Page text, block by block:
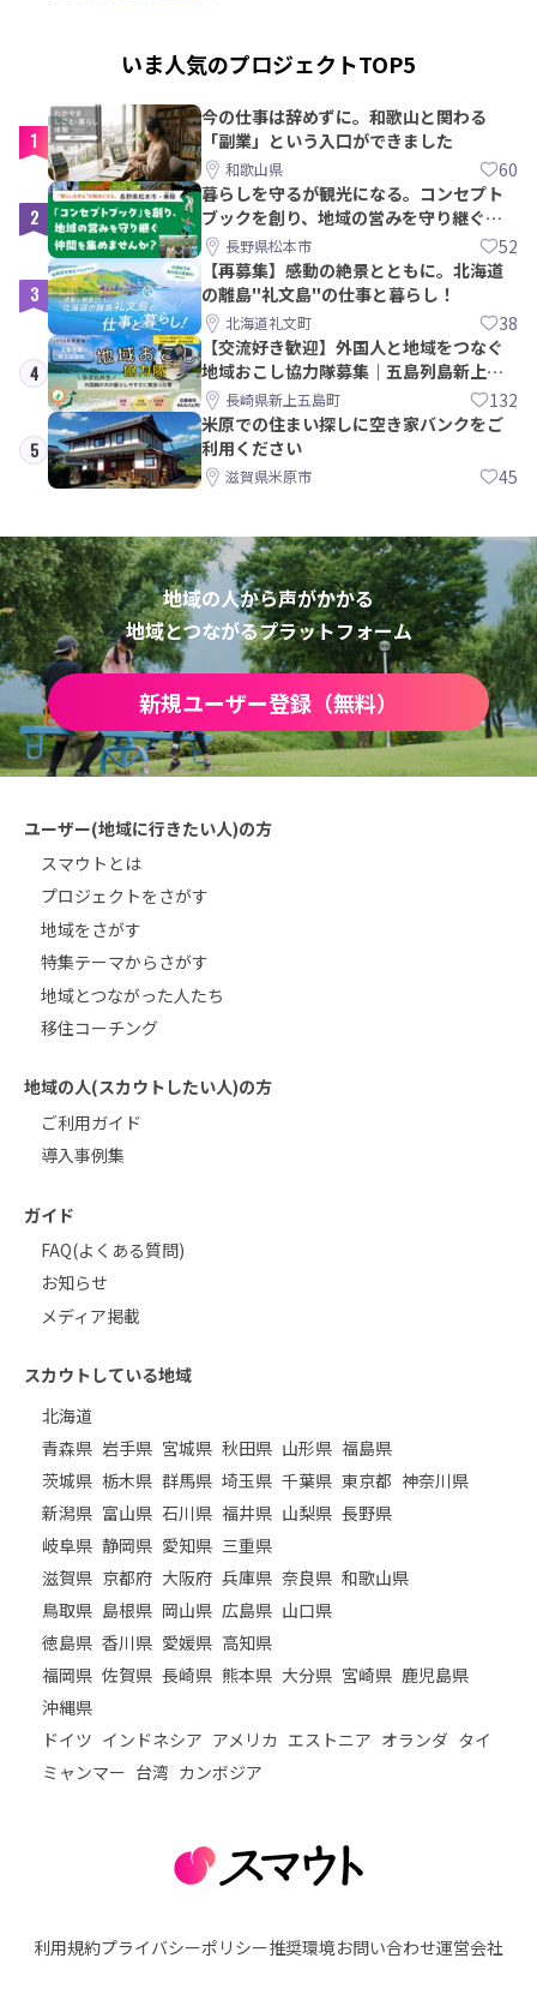
いま人気のプロジェクトTOP5
1
今の仕事は辞めずに。和歌山と関わる
「副業」という入口ができました
和歌山県 60
2
暮らしを守るが観光になる。コンセプト
ブックを創り、地域の営みを守り継ぐ仲
間を集めませんか？
長野県松本市 52
3
【再募集】感動の絶景とともに。北海道
の離島"礼文島"の仕事と暮らし！
北海道礼文町 38
4
【交流好き歓迎】外国人と地域をつなぐ
地域おこし協力隊募集｜五島列島新上五
島町長崎県新上五島町 132
5
米原での住まい探しに空き家バンクをご
利用ください
滋賀県米原市 45
地域の人から声がかかる
地域とつながるプラットフォーム
新規ユーザー登録（無料）
ユーザー(地域に行きたい人)の方
スマウトとは
プロジェクトをさがす
地域をさがす
特集テーマからさがす
地域とつながった人たち
移住コーチング
地域の人(スカウトしたい人)の方
ご利用ガイド
導入事例集
ガイド
FAQ(よくある質問)
お知らせ
メディア掲載
スカウトしている地域
北海道
青森県 岩手県 宮城県 秋田県 山形県 福島県
茨城県 栃木県 群馬県 埼玉県 千葉県 東京都 神奈川県
新潟県 富山県 石川県 福井県 山梨県 長野県
岐阜県 静岡県 愛知県 三重県
滋賀県 京都府 大阪府 兵庫県 奈良県 和歌山県
鳥取県 島根県 岡山県 広島県 山口県
徳島県 香川県 愛媛県 高知県
福岡県 佐賀県 長崎県 熊本県 大分県 宮崎県 鹿児島県
沖縄県
ドイツ インドネシア アメリカ エストニア オランダ タイ
ミャンマー 台湾 カンボジア
利用規約プライバシーポリシー推奨環境お問い合わせ運営会社